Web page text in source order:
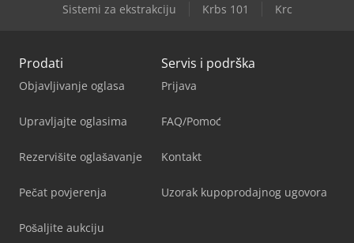
Sistemi za ekstrakciju
Krbs 101 Krc
Prodati
Objavljivanje oglasa
Upravljajte oglasima
Rezervišite oglašavanje
Pečat povjerenja
Pošaljite aukciju
Servis i podrška
Prijava
FAQ/Pomoć
Kontakt
Uzorak kupoprodajnog ugovora